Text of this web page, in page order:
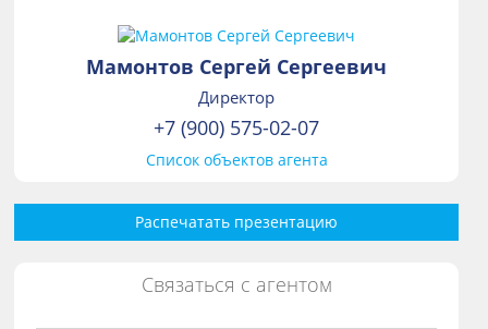
Мамонтов Сергей Сергеевич
Директор
+7 (900) 575-02-07
Список объектов агента
Распечатать презентацию
Связаться с агентом